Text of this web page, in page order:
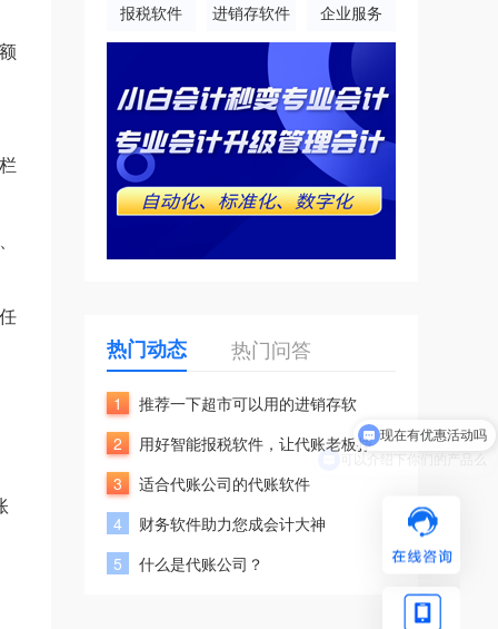
报税软件 进销存软件 企业服务
热门动态 热门问答
1
推荐一下超市可以用的进销存软
2
用好智能报税软件，让代账老板挣
3
适合代账公司的代账软件
4
财务软件助力您成会计大神
5
什么是代账公司？
可以介绍下你们的产品么